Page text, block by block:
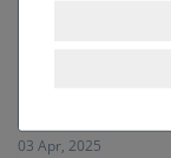
03 Apr, 2025